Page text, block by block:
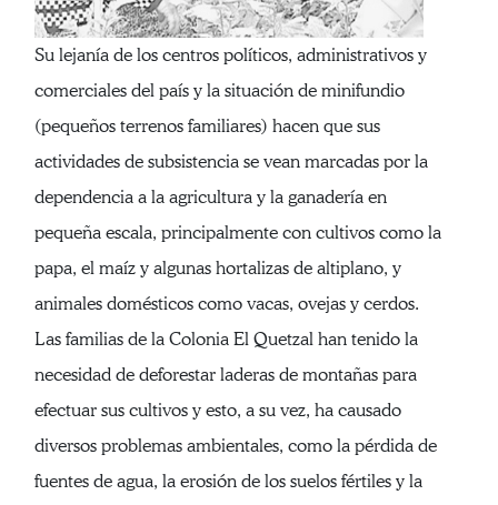
Su lejanía de los centros políticos, administrativos y
comerciales del país y la situación de minifundio
(pequeños terrenos familiares) hacen que sus
actividades de subsistencia se vean marcadas por la
dependencia a la agricultura y la ganadería en
pequeña escala, principalmente con cultivos como la
papa, el maíz y algunas hortalizas de altiplano, y
animales domésticos como vacas, ovejas y cerdos.
Las familias de la Colonia El Quetzal han tenido la
necesidad de deforestar laderas de montañas para
efectuar sus cultivos y esto, a su vez, ha causado
diversos problemas ambientales, como la pérdida de
fuentes de agua, la erosión de los suelos fértiles y la